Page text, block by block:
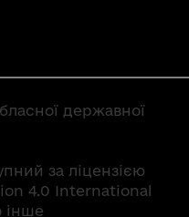
державної
за ліцензією
4.0 International
інше